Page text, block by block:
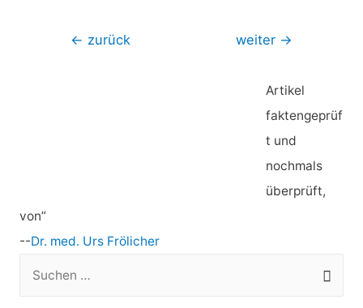
Beitragsnavigation
← zurück weiter →
Artikel
faktengeprüf
t und
nochmals
überprüft,
von”
--Dr. med. Urs Frölicher